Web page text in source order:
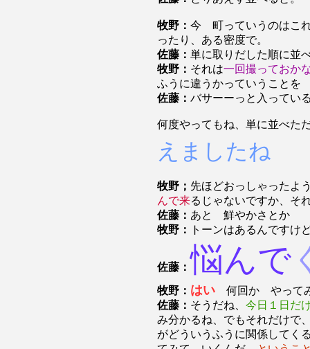
牧野： 今 町っていうのはこ
ったり、ある密度で。
佐藤： 単に取りだした順に並
牧野： それは一回撮っておか
ふうに違うかっていうことを
佐藤： バサーーっと入ってい
何度やってもね、単に並べた
えましたね
牧野； 先ほどおっしゃったよ
んで来るじゃないですか、そ
佐藤： あと 鮮やかさとか
牧野：
トーンはあるんですけ
佐藤： 悩んで
牧野： はい 何回か やって
佐藤： そうだね、 今日１日だ
み分かるね、でもそれだけ
がどういうふうに関係してく